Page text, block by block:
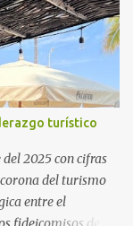
turístico
del 2025 con cifras
del turismo
entre el